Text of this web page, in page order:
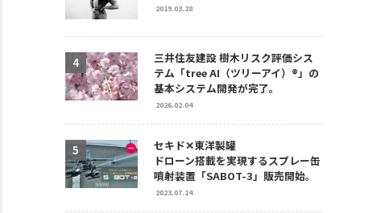
2019.03.28
三井住友建設 樹木リスク評価シス
テム「tree AI（ツリーアイ）®」の
基本システム開発が完了。
2026.02.04
セキド✕東洋製罐
ドローン搭載を実現するスプレー缶
噴射装置「SABOT-3」販売開始。
2023.07.14